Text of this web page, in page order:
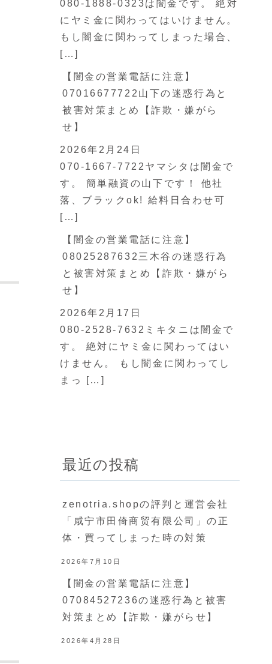
080-1888-0323は闇金です。 絶対
にヤミ金に関わってはいけません。
もし闇金に関わってしまった場合、
[…]
【闇金の営業電話に注意】
07016677722山下の迷惑行為と
被害対策まとめ【詐欺・嫌がら
せ】
2026年2月24日
070-1667-7722ヤマシタは闇金で
す。 簡単融資の山下です！ 他社
落、ブラックok! 給料日合わせ可
[…]
【闇金の営業電話に注意】
08025287632三木谷の迷惑行為
と被害対策まとめ【詐欺・嫌がら
せ】
2026年2月17日
080-2528-7632ミキタニは闇金で
す。 絶対にヤミ金に関わってはい
けません。 もし闇金に関わってし
まっ […]
最近の投稿
zenotria.shopの評判と運営会社
「咸宁市田倚商贸有限公司」の正
体・買ってしまった時の対策
2026年7月10日
【闇金の営業電話に注意】
07084527236の迷惑行為と被害
対策まとめ【詐欺・嫌がらせ】
2026年4月28日